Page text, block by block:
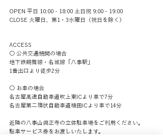
OPEN 平日 10:00 - 18:00 土日祝 9:00 - 19:00
CLOSE 火曜日、第1・3水曜日（祝日を除く）​​
ACCESS
○ 公共交通機関の場合
地下鉄鶴舞線・名城線「八事駅」
1番出口より徒歩2分
○ お車の場合
名古屋高速自動車道吹上東ICより車で7分
名古屋第二環状自動車道植田ICより車で14分
近隣の八事山興正寺の立体駐車場をご利用ください。
駐車サービス券をお渡しいたします。